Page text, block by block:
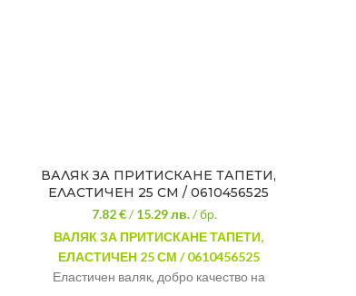
ВАЛЯК ЗА ПРИТИСКАНЕ ТАПЕТИ,
ЕЛАСТИЧЕН 25 СМ / 0610456525
7.82 €/15.29лв. / бр.
ВАЛЯК ЗА ПРИТИСКАНЕ ТАПЕТИ,
ЕЛАСТИЧЕН 25 СМ / 0610456525
Еластичен валяк, добро качество на